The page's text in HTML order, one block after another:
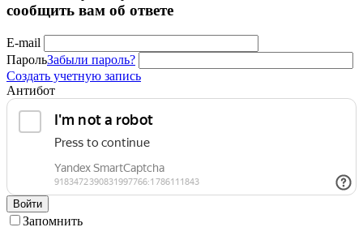
сообщить вам об ответе
E-mail
ПарольЗабыли пароль?
Создать учетную запись
Антибот
Войти
Запомнить